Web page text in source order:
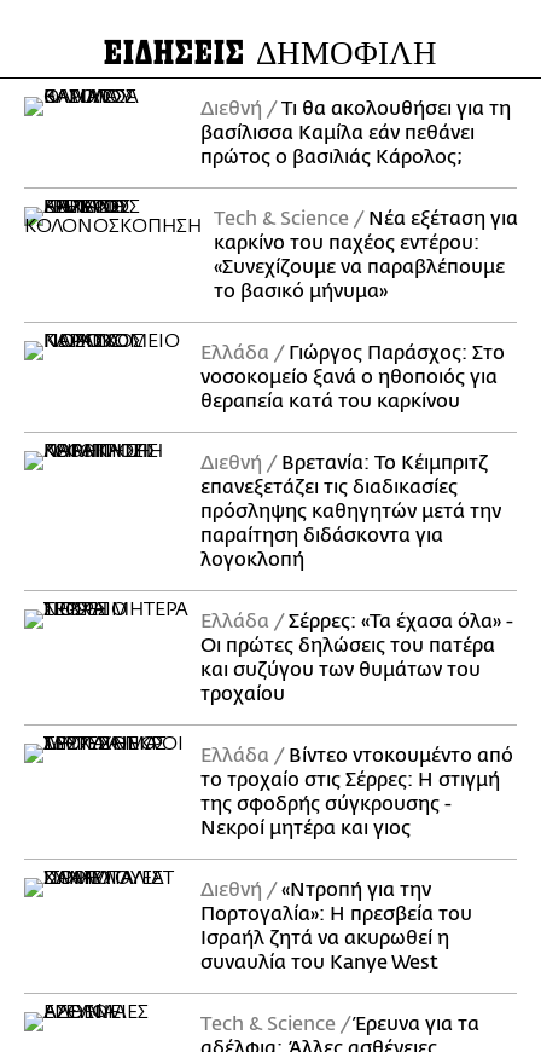
ΕΙΔΗΣΕΙΣ ΔΗΜΟΦΙΛΗ
Διεθνή
Τι θα ακολουθήσει για τη
βασίλισσα Καμίλα εάν πεθάνει
πρώτος ο βασιλιάς Κάρολος;
Τech & Science
Νέα εξέταση για
καρκίνο του παχέος εντέρου:
«Συνεχίζουμε να παραβλέπουμε
το βασικό μήνυμα»
Ελλάδα
Γιώργος Παράσχος: Στο
νοσοκομείο ξανά ο ηθοποιός για
θεραπεία κατά του καρκίνου
Διεθνή
Βρετανία: Το Κέιμπριτζ
επανεξετάζει τις διαδικασίες
πρόσληψης καθηγητών μετά την
παραίτηση διδάσκοντα για
λογοκλοπή
Ελλάδα
Σέρρες: «Τα έχασα όλα» -
Οι πρώτες δηλώσεις του πατέρα
και συζύγου των θυμάτων του
τροχαίου
Ελλάδα
Βίντεο ντοκουμέντο από
το τροχαίο στις Σέρρες: Η στιγμή
της σφοδρής σύγκρουσης -
Νεκροί μητέρα και γιος
Διεθνή
«Ντροπή για την
Πορτογαλία»: Η πρεσβεία του
Ισραήλ ζητά να ακυρωθεί η
συναυλία του Kanye West
Τech & Science
Έρευνα για τα